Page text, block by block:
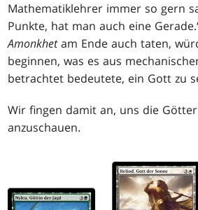
Mathematiklehrer immer so gern
Punkte, hat man auch eine
Amonkhetam Ende auch taten,
beginnen, was es aus
betrachtet bedeutete, ein Gott zu
Wir fingen damit an, uns die
anzuschauen.